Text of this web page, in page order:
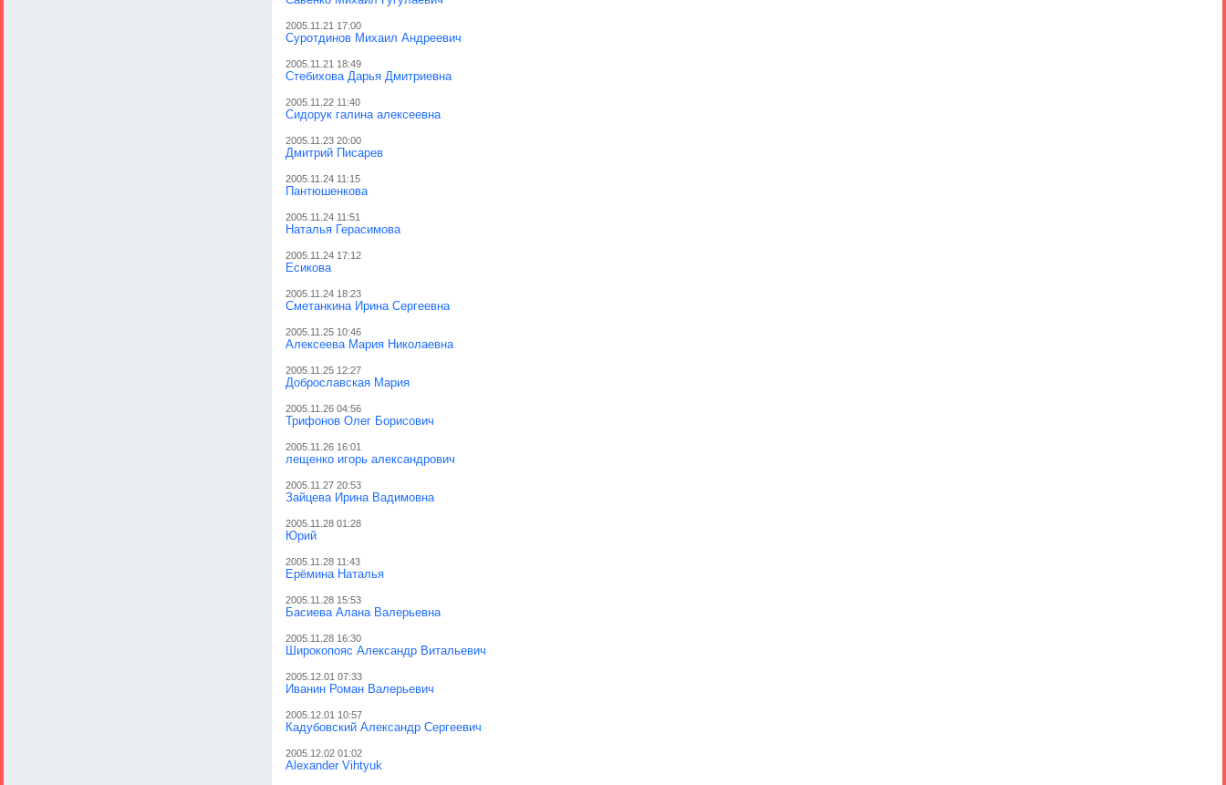
2005.11.21 17:00
Суротдинов Михаил Андреевич
2005.11.21 18:49
Стебихова Дарья Дмитриевна
2005.11.22 11:40
Сидорук галина алексеевна
2005.11.23 20:00
Дмитрий Писарев
2005.11.24 11:15
Пантюшенкова
2005.11.24 11:51
Наталья Герасимова
2005.11.24 17:12
Есикова
2005.11.24 18:23
Сметанкина Ирина Сергеевна
2005.11.25 10:46
Алексеева Мария Николаевна
2005.11.25 12:27
Доброславская Мария
2005.11.26 04:56
Трифонов Олег Борисович
2005.11.26 16:01
лещенко игорь александрович
2005.11.27 20:53
Зайцева Ирина Вадимовна
2005.11.28 01:28
Юрий
2005.11.28 11:43
Ерёмина Наталья
2005.11.28 15:53
Басиева Алана Валерьевна
2005.11.28 16:30
Широкопояс Александр Витальевич
2005.12.01 07:33
Иванин Роман Валерьевич
2005.12.01 10:57
Кадубовский Александр Сергеевич
2005.12.02 01:02
Alexander Vihtyuk